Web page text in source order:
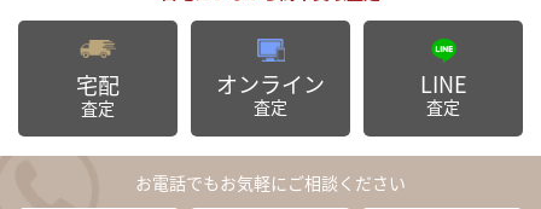
宅配
査定
オンライン
査定
LINE
査定
お電話でもお気軽にご相談ください